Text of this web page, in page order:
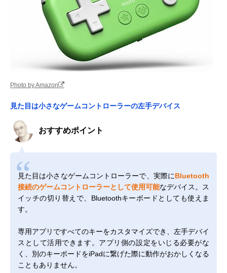
Photo by Amazon
見た目は小さなゲームコントローラーの左手デバイス
おすすめポイント
見た目は小さなゲームコントローラーで、実際にBluetooth
接続のゲームコントローラーとして使用可能なデバイス。ス
イッチの切り替えで、Bluetoothキーボードとしても使えま
す。
専用アプリですべてのキーをカスタマイズでき、左手デバイ
スとして活用できます。アプリ側の設定をいじる必要がな
く、別のキーボードをiPadに繋げた際に動作がおかしくなる
こともありません。